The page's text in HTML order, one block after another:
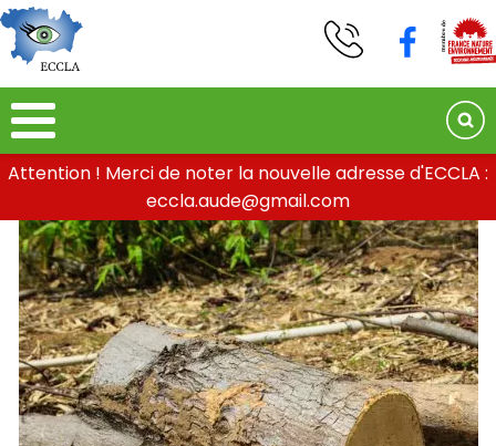
Attention ! Merci de noter la nouvelle adresse d'ECCLA :
eccla.aude@gmail.com